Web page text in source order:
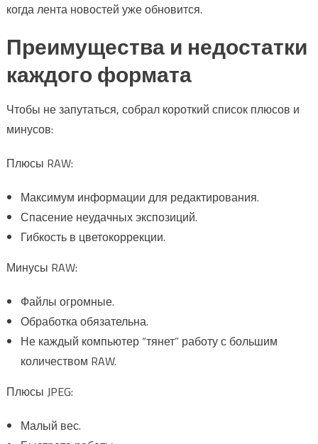
когда лента новостей уже обновится.
Преимущества и недостатки
каждого формата
Чтобы не запутаться, собрал короткий список плюсов и
минусов:
Плюсы RAW:
Максимум информации для редактирования.
Спасение неудачных экспозиций.
Гибкость в цветокоррекции.
Минусы RAW:
Файлы огромные.
Обработка обязательна.
Не каждый компьютер “тянет” работу с большим
количеством RAW.
Плюсы JPEG:
Малый вес.